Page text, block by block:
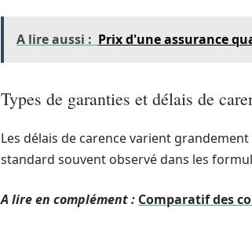
A lire aussi : Prix d'une assurance
Types de garanties et délais de
Les délais de carence varient
standard souvent observé dans les
A lire en complément : Comparatif des